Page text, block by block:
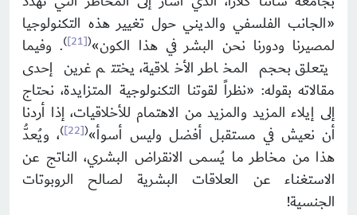
«الجانب الفلسفي والديني حول تغيير هذه التكنولوجيا
لمصيرنا ودورنا نحن البشر في هذا الكون»(
[21]
). وفيما
يتعلق بحجم المخاطر الأخلاقية، يختتم غرين إحدى
مقالاته بقوله: «نظراً لقوتنا التكنولوجية المتزايدة، نحتاج
إلى إيلاء المزيد والمزيد من الاهتمام للأخلاقيات، إذا أردنا
أن نعيش في مستقبل أفضل وليس أسوأ»(
[22]
)، ويُعدُّ
هذا من مخاطر ما يُسمى الانقراض البشري، الناتج عن
الاستغناء عن العلاقات البشرية لصالح الروبوتات
الجنسية!